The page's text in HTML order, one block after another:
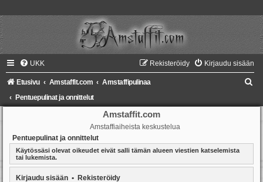
UKK Kirjaudu sisään
Rekisteröidy
Etusivu Amstaffit.com
Amstaffipulinaa
Pentuepulinat ja onnittelut
Amstaffit.com
Amstaffiaiheista keskustelua
Pentuepulinat ja onnittelut
Käytössäsi olevat oikeudet eivät salli tämän alueen viestien katselemista
tai lukemista.
Kirjaudu sisään • Rekisteröidy